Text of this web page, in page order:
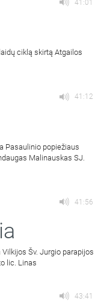
41:01
ciklą skirtą Atgailos
41:12
Pasaulinio popiežiaus
Malinauskas SJ.
41:56
Šv. Jurgio parapijos
lic. Linas
43:41